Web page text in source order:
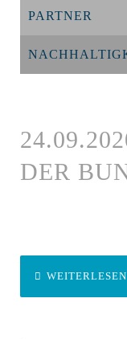
PARTNER
DER